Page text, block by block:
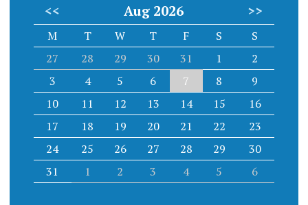
<< Aug 2026 >>
M T W T F S
S
27
28 29 30 31 1
2
3
4 5 6 7 8
9
10
11 12 13 14 15
16
17
18 19 20 21 22
23
24
25 26 27 28 29
30
31
1 2 3 4 5 6